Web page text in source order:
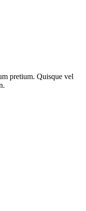
pretium. Quisque vel